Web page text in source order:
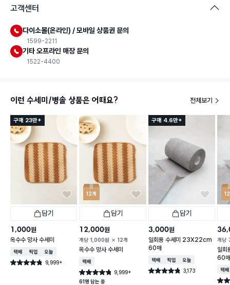
고객센터
다이소몰(온라인) / 모바일 상품권 문의
1599-2211
기타 오프라인 매장 문의
1522-4400
이런 수세미/병솔 상품은 어때요? 전체보기
구매 23만+
담기
1,000원
옥수수 망사 수세미
택배배송매장픽업오늘배송
별점 4.8점 9,999+
건 작성
12개
담기
12,000원
개당 1,000원 12개
옥수수 망사 수세미
택배배송
별점 4.8점 9,999+
건 작성
61명 담는 중
구매 4.6만+
담기
3,000원
일회용 수세미 23X22cm
60매
택배배송매장픽업오늘배송
별점 4.8점 3,173
건 작성
개당
일
60
택배
별점